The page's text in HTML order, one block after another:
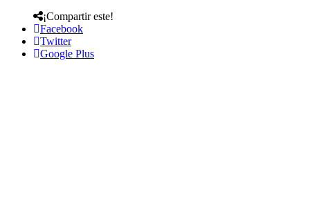
¡Compartir este!
Facebook
Twitter
Google Plus